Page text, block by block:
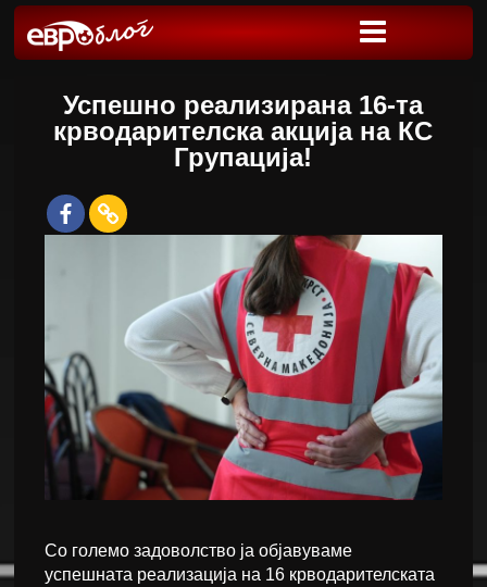
Успешно реализирана 16-та
крводарителска акција на КС
Групација!
Со големо задоволство ја објавуваме
успешната реализација на 16 крводарителската